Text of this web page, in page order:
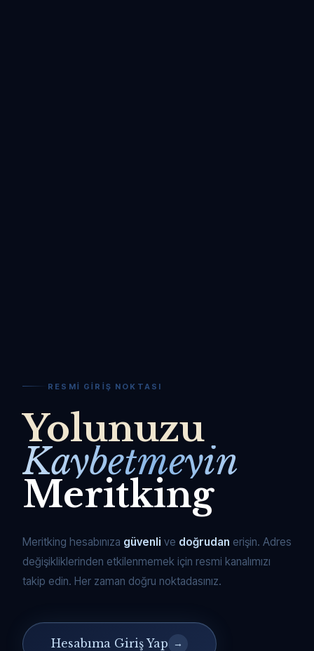
RESMI GIRIŞ NOKTASI
Yolunuzu
Kaybetmeyin
Meritking
Meritking hesabınıza güvenli ve doğrudan erişin. Adres
değişikliklerinden etkilenmemek için resmi kanalımızı
takip edin. Her zaman doğru noktadasınız.
Hesabıma Giriş Yap →